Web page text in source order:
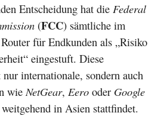
Entscheidung hat die Federal
(FCC) sämtliche im
für Endkunden als „Risiko
eingestuft. Diese
internationale, sondern auch
wie NetGear, Eero oder Google
in Asien stattfindet.